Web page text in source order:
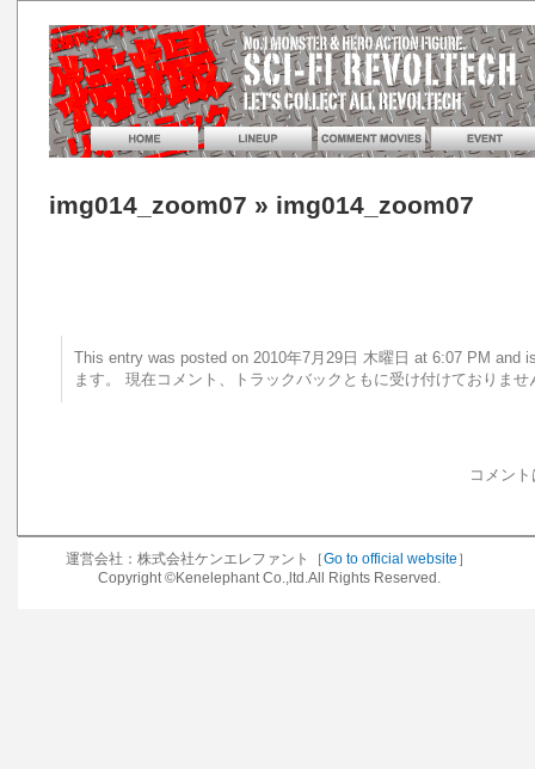
img014_zoom07 » img014_zoom07
This entry was posted on 2010年7月29日 木曜日 at 6:07 PM
ます。 現在コメント、トラックバックともに受け付けておりませ
コメン
運営会社：株式会社ケンエレファント［Go to official website ］
Copyright ©Kenelephant Co.,ltd.All Rights Reserved.